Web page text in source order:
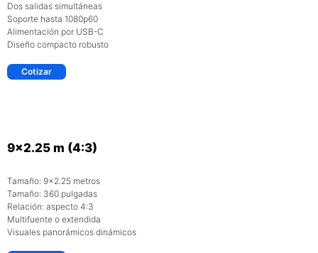
Dos salidas simultáneas
Soporte hasta 1080p60
Alimentación por USB-C
Diseño compacto robusto
Cotizar
9×2.25 m (4:3)
Tamaño: 9×2.25 metros
Tamaño: 360 pulgadas
Relación: aspecto 4:3
Multifuente o extendida
Visuales panorámicos dinámicos